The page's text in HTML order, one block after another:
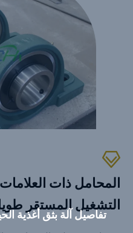
تفاصيل آلة بثق أغذية
المحامل ذات
التشغيل المستقر